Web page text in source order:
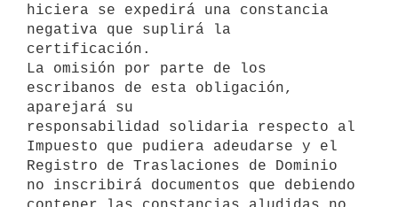
hiciera se expedirá una constancia
negativa que suplirá la
certificación.
La omisión por parte de los
escribanos de esta obligación,
aparejará su
responsabilidad solidaria respecto al
Impuesto que pudiera adeudarse y el
Registro de Traslaciones de Dominio
no inscribirá documentos que debiendo